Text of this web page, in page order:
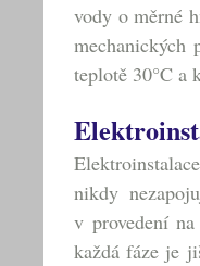
vody o měrné
mechanických
teplotě 30°C a
nikdy
v provedení
každá fáze je